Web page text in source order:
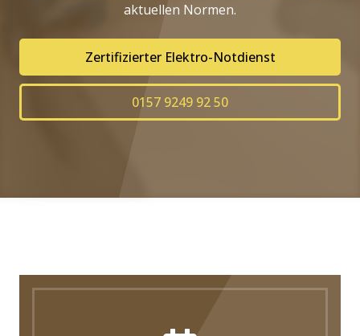
aktuellen Normen.
Zertifizierter Elektro-Notdienst
0157 9249 92 50